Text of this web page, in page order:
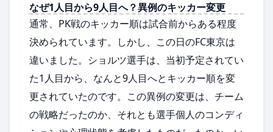
なぜ1人目から9人目へ？異例のキッカー変更
通常、PK戦のキッカー順は試合前からある程度
決められています。しかし、この日のFC東京は
違いました。ショルツ選手は、当初予定されてい
た1人目から、なんと9人目へとキッカー順を変
更されていたのです。この異例の変更は、チーム
の戦略だったのか、それとも選手個人のコンディ